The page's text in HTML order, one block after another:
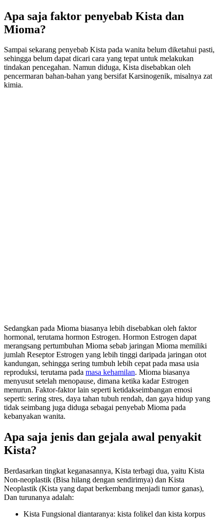
Apa saja faktor penyebab Kista dan
Mioma?
Sampai sekarang penyebab Kista pada wanita belum diketahui pasti,
sehingga belum dapat dicari cara yang tepat untuk melakukan
tindakan pencegahan. Namun diduga, Kista disebabkan oleh
pencermaran bahan-bahan yang bersifat Karsinogenik, misalnya zat
kimia.
Sedangkan pada Mioma biasanya lebih disebabkan oleh faktor
hormonal, terutama hormon Estrogen. Hormon Estrogen dapat
merangsang pertumbuhan Mioma sebab jaringan Mioma memiliki
jumlah Reseptor Estrogen yang lebih tinggi daripada jaringan otot
kandungan, sehingga sering tumbuh lebih cepat pada masa usia
reproduksi, terutama pada masa kehamilan. Mioma biasanya
menyusut setelah menopause, dimana ketika kadar Estrogen
menurun. Faktor-faktor lain seperti ketidakseimbangan emosi
seperti: sering stres, daya tahan tubuh rendah, dan gaya hidup yang
tidak seimbang juga diduga sebagai penyebab Mioma pada
kebanyakan wanita.
Apa saja jenis dan gejala awal penyakit
Kista?
Berdasarkan tingkat keganasannya, Kista terbagi dua, yaitu Kista
Non-neoplastik (Bisa hilang dengan sendirimya) dan Kista
Neoplastik (Kista yang dapat berkembang menjadi tumor ganas),
Dan turunanya adalah:
Kista Fungsional diantaranya: kista folikel dan kista korpus